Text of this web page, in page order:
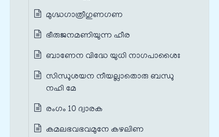
മുഗ്ദ്ധഗാത്രീഗുണഗണ
ഭീരുജനമണിയുന്ന ഹീര
ബാണേന വിദ്ധേ യുധി നാഗപാശൈഃ
സിന്ധുശയന നീയല്ലാതൊരു ബന്ധു
നഹി മേ
രംഗം 10 ദ്വാരക
കമലഭവഭവമുനേ കഴലിണ